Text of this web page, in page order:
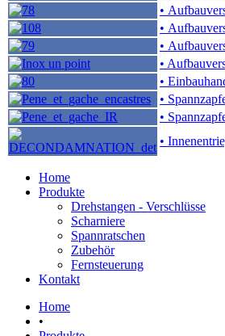
•
•
•
•
•
•
•
•
Home
Produkte
Drehstangen - Verschlüsse
Scharniere
Spannratschen
Zubehör
Fernsteuerung
Kontakt
Home
•